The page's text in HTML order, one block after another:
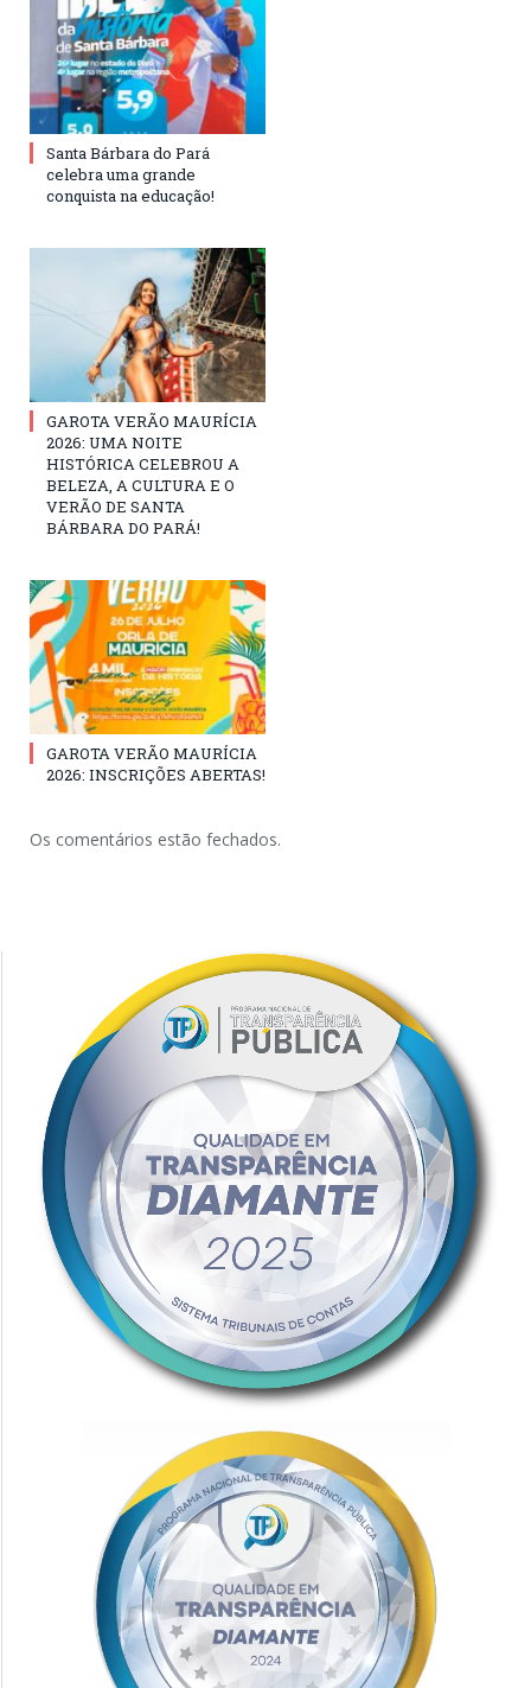
Santa Bárbara do Pará
celebra uma grande
conquista na educação!
GAROTA VERÃO MAURÍCIA
2026: UMA NOITE
HISTÓRICA CELEBROU A
BELEZA, A CULTURA E O
VERÃO DE SANTA
BÁRBARA DO PARÁ!
GAROTA VERÃO MAURÍCIA
2026: INSCRIÇÕES ABERTAS!
Os comentários estão fechados.